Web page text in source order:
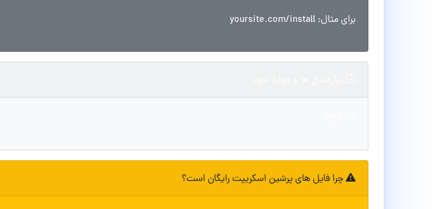
برای مثال: yoursite.com/install
چرا فایل های پرشین اسکریپت رایگان است؟